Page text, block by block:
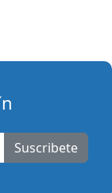
Suscribete